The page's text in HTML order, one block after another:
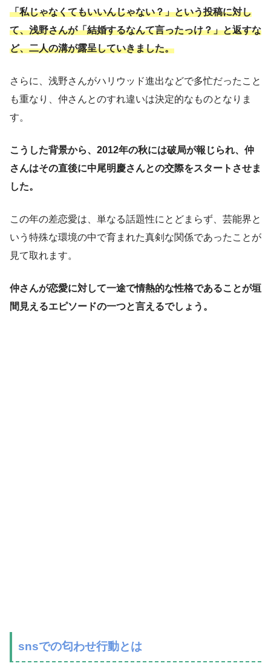
「私じゃなくてもいいんじゃない？」という投稿に対し
て、浅野さんが「結婚するなんて言ったっけ？」と返すな
ど、二人の溝が露呈していきました。
さらに、浅野さんがハリウッド進出などで多忙だったこと
も重なり、仲さんとのすれ違いは決定的なものとなりま
す。
こうした背景から、2012年の秋には破局が報じられ、仲
さんはその直後に中尾明慶さんとの交際をスタートさせま
した。
この年の差恋愛は、単なる話題性にとどまらず、芸能界と
いう特殊な環境の中で育まれた真剣な関係であったことが
見て取れます。
仲さんが恋愛に対して一途で情熱的な性格であることが垣
間見えるエピソードの一つと言えるでしょう。
snsでの匂わせ行動とは